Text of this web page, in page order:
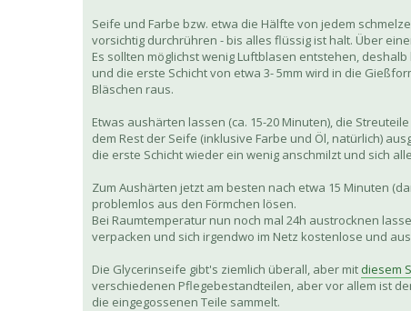
Seife und Farbe bzw. etwa die Hälfte von jedem
vorsichtig durchrühren - bis alles flüssig ist halt. Über
Es sollten möglichst wenig Luftblasen entstehen,
und die erste Schicht von etwa 3- 5mm wird in die
Bläschen raus.
Etwas aushärten lassen (ca. 15-20 Minuten), die
dem Rest der Seife (inklusive Farbe und Öl, natürlich)
die erste Schicht wieder ein wenig anschmilzt und sich
Zum Aushärten jetzt am besten nach etwa 15 Minuten
problemlos aus den Förmchen lösen.
Bei Raumtemperatur nun noch mal 24h austrocknen
verpacken und sich irgendwo im Netz kostenlose und
Die Glycerinseife gibt's ziemlich überall, aber mit diesem
verschiedenen Pflegebestandteilen, aber vor allem ist
die eingegossenen Teile sammelt.